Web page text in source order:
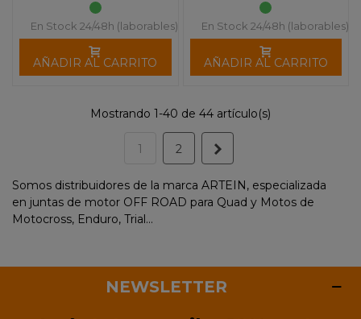
En Stock 24/48h (laborables)
AÑADIR AL CARRITO
En Stock 24/48h (laborables)
AÑADIR AL CARRITO
Mostrando 1-40 de 44 artículo(s)
1 2
Somos distribuidores de la marca ARTEIN, especializada
en juntas de motor OFF ROAD para Quad y Motos de
Motocross, Enduro, Trial...
NEWSLETTER